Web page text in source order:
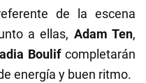
de la escena
a ellas, Adam Ten,
Boulifcompletarán
energía y buen ritmo.